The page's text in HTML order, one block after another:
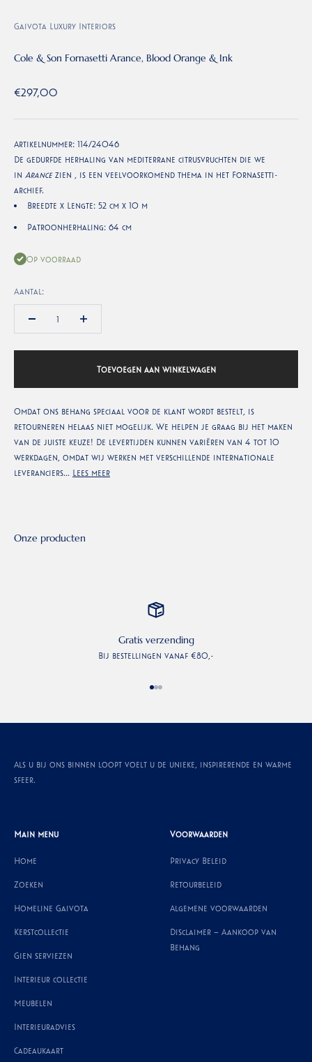
Gaivota Luxury Interiors
Cole & Son Fornasetti Arance, Blood Orange & Ink
Aanbiedingsprijs
€297,00
Artikelnummer: 114/24046
De gedurfde herhaling van mediterrane citrusvruchten die we
in Arancezien , is een veelvoorkomend thema in het Fornasetti-
archief.
Breedte x Lengte: 52 cm x 10 m
Patroonherhaling: 64 cm
Op voorraad
Aantal:
Toevoegen aan winkelwagen
Omdat ons behang speciaal voor de klant wordt bestelt, is
retourneren helaas niet mogelijk. We helpen je graag bij het maken
van de juiste keuze! De levertijden kunnen variëren van 4 tot 10
werkdagen, omdat wij werken met verschillende internationale
leveranciers... Lees meer
Gratis verzending
Bij bestellingen vanaf €80,-
Als u bij ons binnen loopt voelt u de unieke, inspirerende en warme
sfeer.
Main menu
Home
Zoeken
Homeline Gaivota
Kerstcollectie
Gien serviezen
Interieur collectie
Meubelen
Interieuradvies
Cadeaukaart
Voorwaarden
Privacy Beleid
Retourbeleid
Algemene voorwaarden
Disclaimer – Aankoop van
Behang